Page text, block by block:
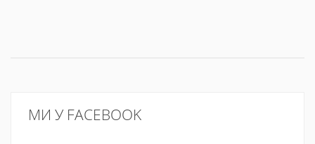
МИ У FACEBOOK